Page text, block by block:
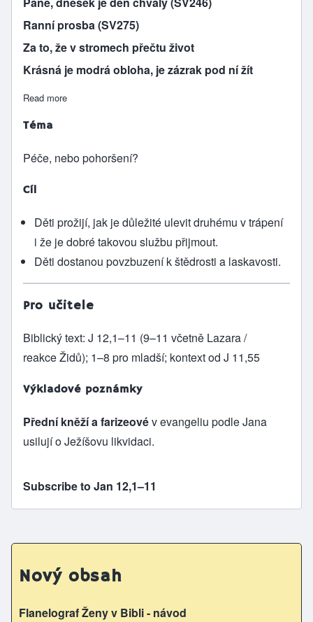
Ranní prosba (SV275)
Za to, že v stromech přečtu život
Krásná je modrá obloha, je zázrak pod ní žít
Read more
Téma
Péče, nebo pohoršení?
Cíl
Děti prožijí, jak je důležité ulevit druhému v trápení
i že je dobré takovou službu přijmout.
Děti dostanou povzbuzení k štědrosti a laskavosti.
Pro učitele
Biblický text: J 12,1–11 (9–11 včetně Lazara /
reakce Židů); 1–8 pro mladší; kontext od J 11,55
Výkladové poznámky
Přední kněží a farizeovév evangeliu podle Jana
usilují o Ježíšovu likvidaci.
Subscribe to Jan 12,1–11
Nový obsah
Flanelograf Ženy v Bibli - návod